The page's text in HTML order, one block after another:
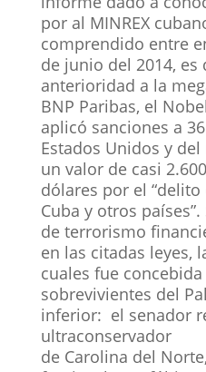
por al MINREX
comprendido entre
de junio del 2014, es
anterioridad a la
BNP Paribas, el
aplicó sanciones a
Estados Unidos y
un valor de casi
dólares por el
Cuba y otros
de terrorismo
en las citadas leyes,
cuales fue
sobrevivientes del
inferior: el senador
ultraconservador
de Carolina del